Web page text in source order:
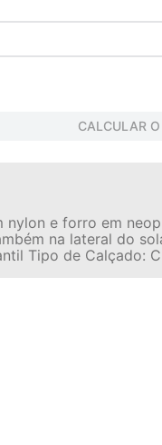
CALCULAR O
e forro em
na lateral do
Tipo de Calçado: